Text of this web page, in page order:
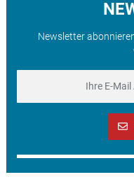
Newsletter